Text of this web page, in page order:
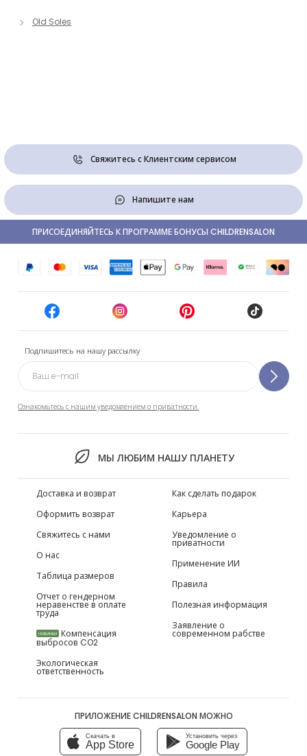
Old Soles
Свяжитесь с Клиентским сервисом
Напишите нам
Подпишитесь на нашу рассылку
Ознакомьтесь с нашим уведомлением о приватности.
МЫ ЛЮБИМ НАШУ ПЛАНЕТУ
ПРИСОЕДИНЯЙТЕСЬ К ПРОГРАММЕ БОНУСЫ CHILDRENSALON
Доставка и возврат
Оформить возврат
Свяжитесь с нами
О нас
Таблица размеров
Отчет о гендерном
неравенстве в оплате
труда
НОВИНКИ Компенсация
выбросов CO2
Экологическая
ответственность
Как сделать подарок
Карьера
Уведомление о
приватности
Применение ИИ
Правила
Полезная информация
Заявление о
современном рабстве
ПРИЛОЖЕНИЕ CHILDRENSALON МОЖНО
Скачать в
App Store
Установить через
Google Play